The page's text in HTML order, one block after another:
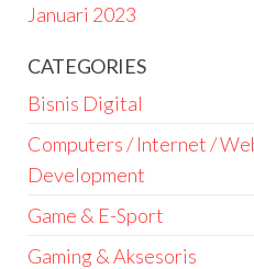
Januari 2023
CATEGORIES
Bisnis Digital
Computers / Internet /
Development
Game & E-Sport
Gaming & Aksesoris